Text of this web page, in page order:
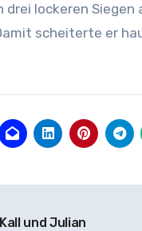
drei lockeren
scheiterte er
und Julian